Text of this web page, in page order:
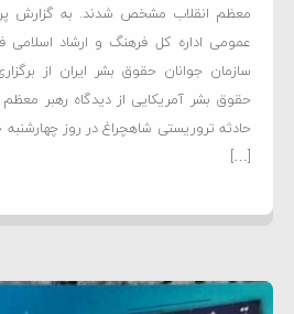
معظم انقلاب مشخص شدند. به گزارش
عمومی اداره کل فرهنگ و ارشاد اسلامی
سازمان جوانان حقوق بشر ایران از
حقوق بشر آمریکایی از دیدگاه رهبر
حادثه تروریستی شاهچراغ در روز
[…]